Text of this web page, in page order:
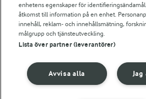
© 2026 Arla Foods
Integritetspolicy
enhetens egenskaper för
åtkomst till information på en enhet.
innehåll, reklam- och innehållsmätning,
målgrupp och tjänsteutveckling.
Lista över partner (leverantörer)
Avvisa alla